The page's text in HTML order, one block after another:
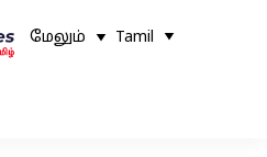
மேலும் Tamil